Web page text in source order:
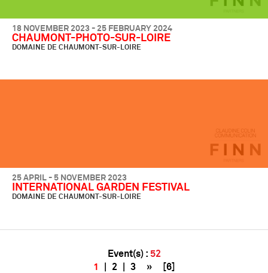
18 NOVEMBER 2023 - 25 FEBRUARY 2024
CHAUMONT-PHOTO-SUR-LOIRE
DOMAINE DE CHAUMONT-SUR-LOIRE
25 APRIL - 5 NOVEMBER 2023
INTERNATIONAL GARDEN FESTIVAL
DOMAINE DE CHAUMONT-SUR-LOIRE
Event(s) : 52
1
2| 3 » [6]